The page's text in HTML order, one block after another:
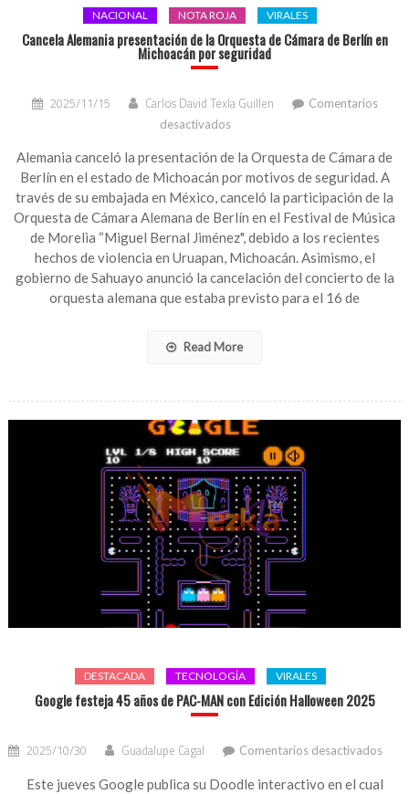
NACIONAL NOTA ROJA VIRALES
Cancela Alemania presentación de la Orquesta de Cámara de Berlín en
Michoacán por seguridad
2025/11/15 Carlos David Texla Guillen
Comentarios
desactivados
Alemania
presentación
la
Orquesta
de
Cámara
de
Berlín
por
Alemania canceló la presentación de la Orquesta de Cámara de
Berlín en el estado de Michoacán por motivos de seguridad. A
través de su embajada en México, canceló la participación de la
Orquesta de Cámara Alemana de Berlín en el Festival de Música
de Morelia “Miguel Bernal Jiménez", debido a los recientes
hechos de violencia en Uruapan, Michoacán. Asimismo, el
gobierno de Sahuayo anunció la cancelación del concierto de la
orquesta alemana que estaba previsto para el 16 de
Read More
DESTACADA TECNOLOGÍA VIRALES
Google festeja 45 años de PAC-MAN con Edición Halloween 2025
2025/10/30 Guadalupe Cagal Comentarios desactivados
Este jueves Google publica su Doodle interactivo en el cual